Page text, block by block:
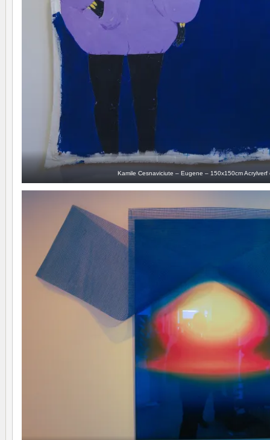
Kamile Cesnaviciute – Eugene – 150x150cm Acrylverf